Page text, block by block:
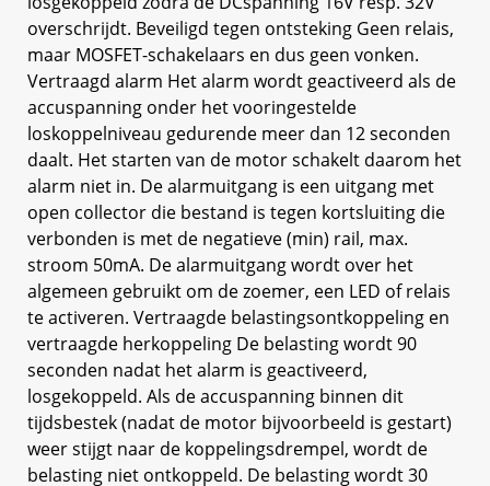
overschrijdt. Beveiligd tegen ontsteking Geen relais,
maar MOSFET-schakelaars en dus geen vonken.
Vertraagd alarm Het alarm wordt geactiveerd als de
accuspanning onder het vooringestelde
loskoppelniveau gedurende meer dan 12 seconden
daalt. Het starten van de motor schakelt daarom het
alarm niet in. De alarmuitgang is een uitgang met
open collector die bestand is tegen kortsluiting die
verbonden is met de negatieve (min) rail, max.
stroom 50mA. De alarmuitgang wordt over het
algemeen gebruikt om de zoemer, een LED of relais
te activeren. Vertraagde belastingsontkoppeling en
vertraagde herkoppeling De belasting wordt 90
seconden nadat het alarm is geactiveerd,
losgekoppeld. Als de accuspanning binnen dit
tijdsbestek (nadat de motor bijvoorbeeld is gestart)
weer stijgt naar de koppelingsdrempel, wordt de
belasting niet ontkoppeld. De belasting wordt 30